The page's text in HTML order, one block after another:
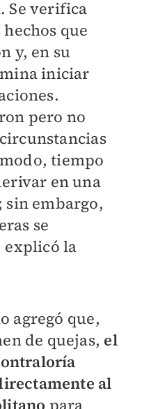
Se verifica
que
y, en su
iniciar
pero no
tiempo
en una
embargo,
se
explicó la
agregó que,
de quejas, el
al
para